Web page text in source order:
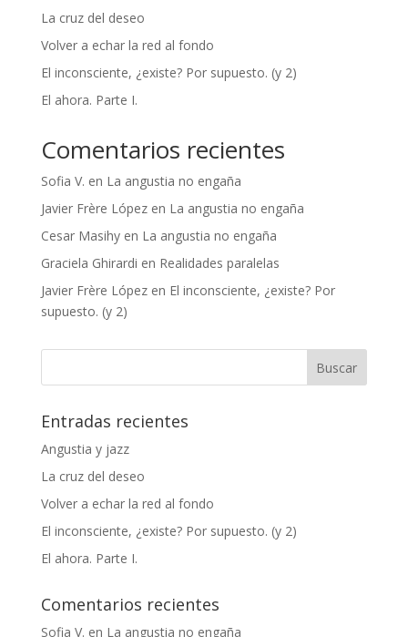
La cruz del deseo
Volver a echar la red al fondo
El inconsciente, ¿existe? Por supuesto. (y 2)
El ahora. Parte I.
Comentarios recientes
Sofia V. en La angustia no engaña
Javier Frère Lópezen La angustia no engaña
Cesar Masihyen La angustia no engaña
Graciela Ghirardi en Realidades paralelas
Javier Frère Lópezen El inconsciente, ¿existe? Por
supuesto. (y 2)
Entradas recientes
Angustia y jazz
La cruz del deseo
Volver a echar la red al fondo
El inconsciente, ¿existe? Por supuesto. (y 2)
El ahora. Parte I.
Comentarios recientes
Sofia V. en La angustia no engaña